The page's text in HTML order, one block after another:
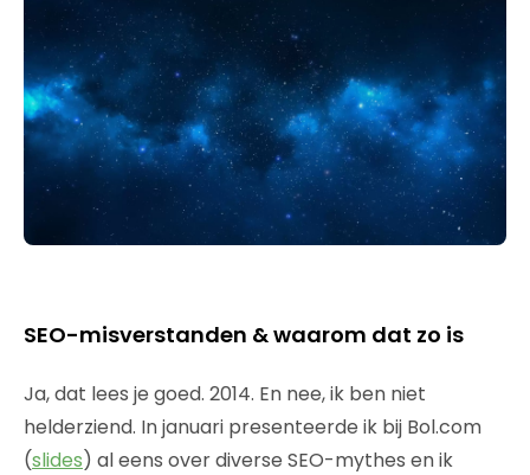
SEO-misverstanden & waarom dat zo is
Ja, dat lees je goed. 2014. En nee, ik ben niet
helderziend. In januari presenteerde ik bij Bol.com
(slides) al eens over diverse SEO-mythes en ik